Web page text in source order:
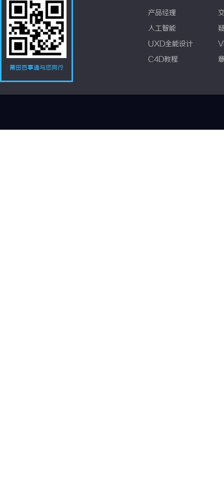
莆田百事通与您同行
产品经理
人工智能
UXD全能设计
C4D教程